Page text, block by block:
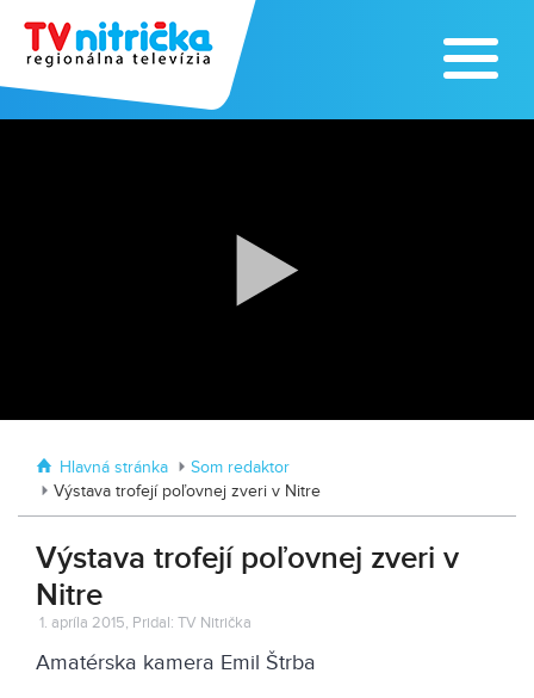
Zoo v Lužiankach
Hlavná stránka
Som redaktor
Výstava trofejí poľovnej zveri v Nitre
Výstava trofejí poľovnej zveri v
Nitre
1. apríla 2015, Pridal: TV Nitrička
Amatérska kamera Emil Štrba